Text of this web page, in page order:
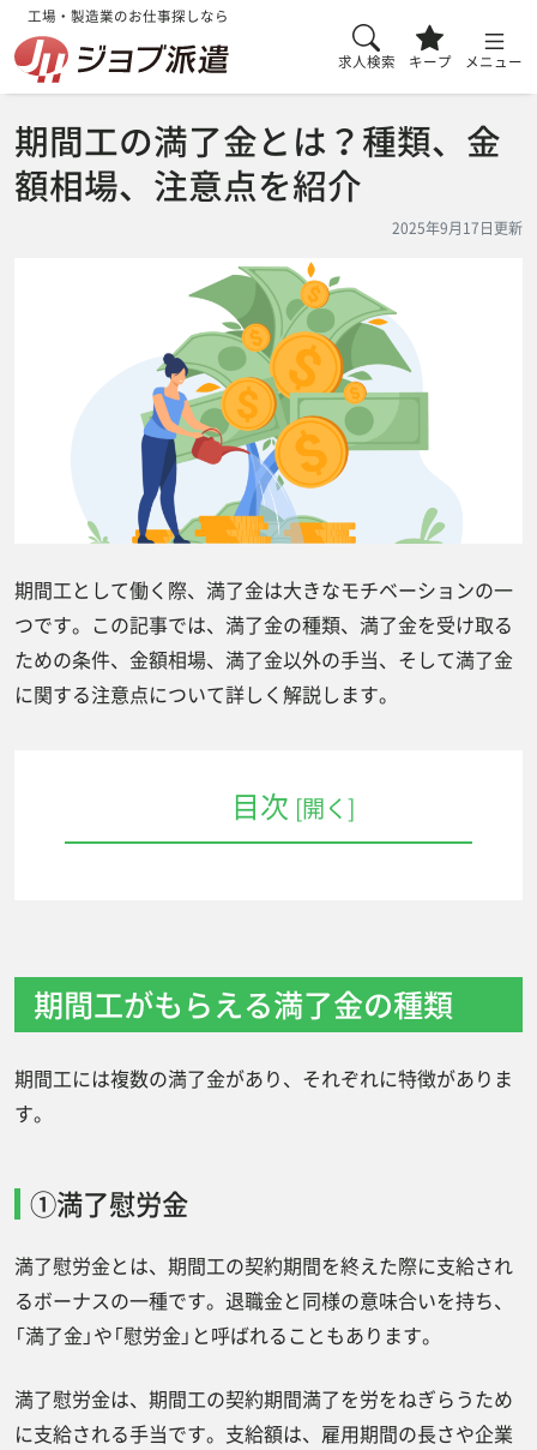
工場・製造業のお仕事探しなら
求人検索 キープ メニュー
期間工の満了金とは？種類、金
額相場、注意点を紹介
2025年9月17日更新
期間工として働く際、満了金は大きなモチベーションの一
つです。この記事では、満了金の種類、満了金を受け取る
ための条件、金額相場、満了金以外の手当、そして満了金
に関する注意点について詳しく解説します。
目次 [開く]
期間工が満了金をもらうため確認しておくべ
支給条件
らい？
期間工が支給される満了金以外の手当
交通費支給
赴任手当
食家族手当
残業手当
期間工がもらえる満了金の種類
期間工には複数の満了金があり、それぞれに特徴がありま
す。
①満了慰労金
満了慰労金とは、期間工の契約期間を終えた際に支給され
るボーナスの一種です。退職金と同様の意味合いを持ち、
「満了金」や「慰労金」と呼ばれることもあります。
満了慰労金は、期間工の契約期間満了を労をねぎらうため
に支給される手当です。支給額は、雇用期間の長さや企業